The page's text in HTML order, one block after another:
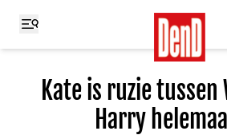
Kate is ruzie tussen
Harry